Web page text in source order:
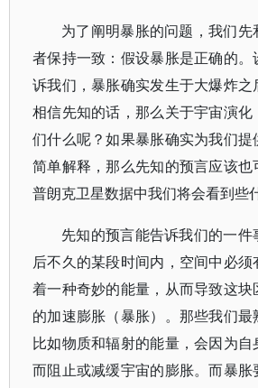
为了阐明暴胀的问题，我们
者保持一致：假设暴胀是正确的
诉我们，暴胀确实发生于大爆炸之
相信先知的话，那么关于宇宙演
们什么呢？如果暴胀确实为我们提
简单解释，那么先知的预言应该也
普朗克卫星数据中我们将会看到些
先知的预言能告诉我们的一
后不久的某段时间内，空间中必
着一种奇妙的能量，从而导致这
的加速膨胀（暴胀）。那些我们最
比如物质和辐射的能量，会因为
而阻止或减缓宇宙的膨胀。而暴胀